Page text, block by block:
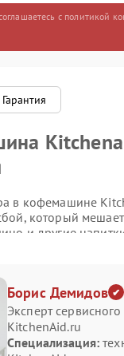
с политикой
Гарантия
в кофемашине
который
и другие
ремонт
нагрева, подачей
причинам
Борис Демидов
Эксперт
KitchenAid.ru
Специализация: